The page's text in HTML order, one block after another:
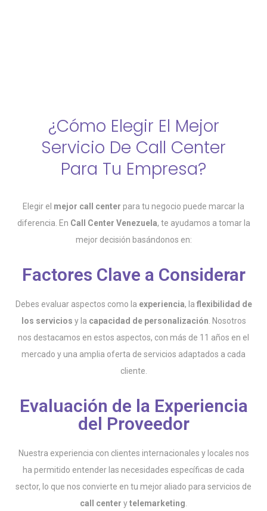
¿Cómo Elegir El Mejor
Servicio De Call Center
Para Tu Empresa?
Elegir el mejor call center para tu negocio puede marcar la
diferencia. En Call Center Venezuela, te ayudamos a tomar la
mejor decisión basándonos en:
Factores Clave a Considerar
Debes evaluar aspectos como la experiencia, la flexibilidad de
los servicios y la capacidad de personalización . Nosotros
nos destacamos en estos aspectos, con más de 11 años en el
mercado y una amplia oferta de servicios adaptados a cada
cliente.
Evaluación de la Experiencia
del Proveedor
Nuestra experiencia con clientes internacionales y locales nos
ha permitido entender las necesidades específicas de cada
sector, lo que nos convierte en tu mejor aliado para servicios de
call center ytelemarketing